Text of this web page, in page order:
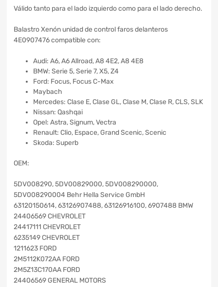
Válido tanto para el lado izquierdo como para el lado derecho.
Balastro Xenón unidad de control faros delanteros
4E0907476 compatible con:
Audi: A6, A6 Allroad, A8 4E2, A8 4E8
BMW: Serie 5, Serie 7, X5, Z4
Ford: Focus, Focus C-Max
Maybach
Mercedes: Clase E, Clase GL, Clase M, Clase R, CLS, SLK
Nissan: Qashqai
Opel: Astra, Signum, Vectra
Renault: Clio, Espace, Grand Scenic, Scenic
Skoda: Superb
OEM:
5DV008290, 5DV00829000, 5DV008290000,
5DV008290004 Behr Hella Service GmbH
63120150614, 63126907488, 63126916100, 6907488 BMW
24406569 CHEVROLET
24417111 CHEVROLET
6235149 CHEVROLET
1211623 FORD
2M5112K072AA FORD
2M5Z13C170AA FORD
24406569 GENERAL MOTORS